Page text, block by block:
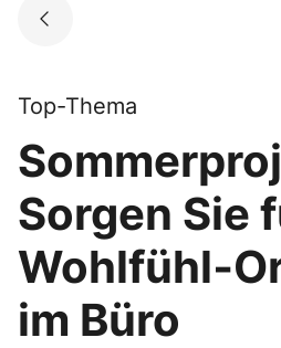
Top-Thema
Sorgen Sie
im Büro